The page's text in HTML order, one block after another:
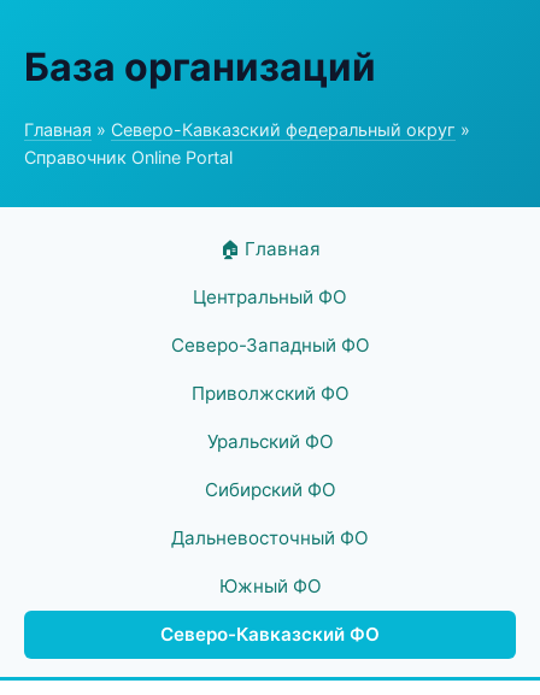
База организаций
Главная » Северо-Кавказский федеральный округ »
Справочник Online Portal
🏠 Главная
Центральный ФО
Северо-Западный ФО
Приволжский ФО
Уральский ФО
Сибирский ФО
Дальневосточный ФО
Южный ФО
Северо-Кавказский ФО